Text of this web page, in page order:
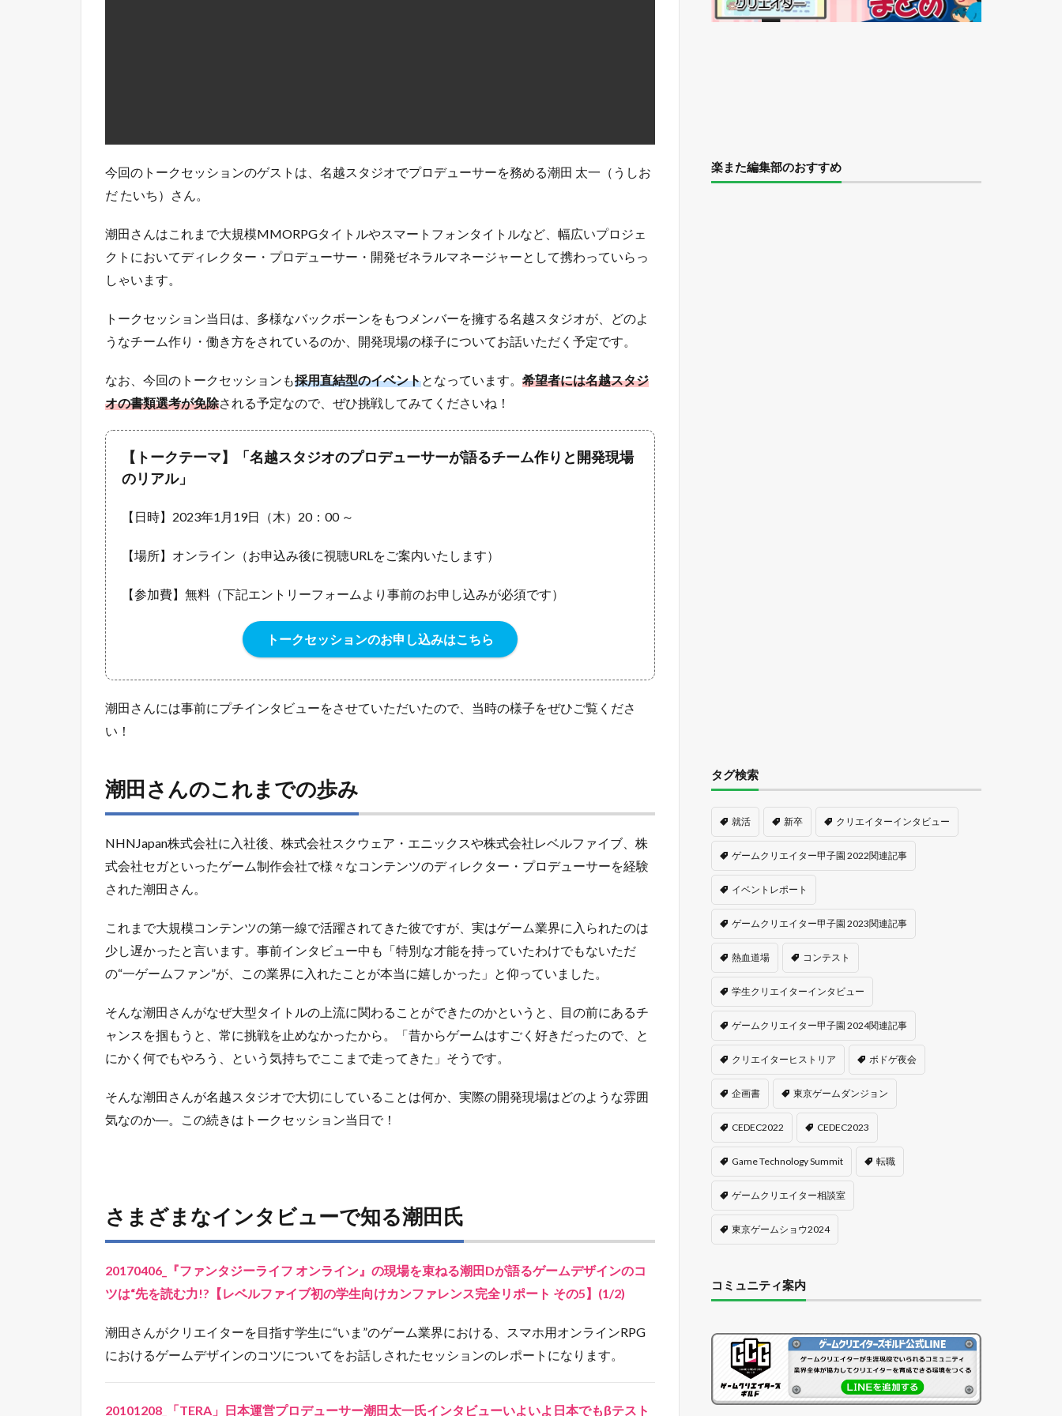
のリアル」
【日時】2023年1月19日（木）20：00 ～
【場所】オンライン（お申込み後に視聴URLをご案内いたします）
【参加費】無料（下記エントリーフォームより事前のお申し込みが必須です）
トークセッションのお申し込みはこちら
潮田さんには事前にプチインタビューをさせていただいたので、当時の様子をぜひご覧くださ
い！
潮田さんのこれまでの歩み
NHNJapan株式会社に入社後、株式会社スクウェア・エニックスや株式会社レベルファイブ、株
式会社セガといったゲーム制作会社で様々なコンテンツのディレクター・プロデューサーを経験
された潮田さん。
少し遅かったと言います。事前インタビュー中も「特別な才能を持っていたわけでもないただ
の“一ゲームファン”が、この業界に入れたことが本当に嬉しかった」と仰っていました。
ャンスを掴もうと、常に挑戦を止めなかったから。「昔からゲームはすごく好きだったので、と
にかく何でもやろう、という気持ちでここまで走ってきた」そうです。
そんな潮田さんが名越スタジオで大切にしていることは何か、実際の開発現場はどのような雰囲
気なのか―。この続きはトークセッション当日で！
さまざまなインタビューで知る潮田氏
20170406_『ファンタジーライフ オンライン』の現場を束ねる潮田Dが語るゲームデザインのコ
ツは“先を読む力!?【レベルファイブ初の学生向けカンファレンス完全リポート その5】(1/2)
潮田さんがクリエイターを目指す学生に“いま”のゲーム業界における、スマホ用オンラインRPG
におけるゲームデザインのコツについてをお話しされたセッションのレポートになります。
プロデューサーとして、本作ならではの見どころについてのお話をされています。
トークセッション概要
【イベント名】「国境を超えて実現したいゲーム開発の未来像 vol.4」
楽また編集部のおすすめ
タグ検索
就活 新卒 クリエイターインタビュー
ゲームクリエイター甲子園 2022関連記事
イベントレポート
ゲームクリエイター甲子園 2023関連記事
熱血道場 コンテスト
学生クリエイターインタビュー
ゲームクリエイター甲子園 2024関連記事
クリエイターヒストリア ボドゲ夜会
企画書 東京ゲームダンジョン
CEDEC2022 CEDEC2023
Game Technology Summit 転職
ゲームクリエイター相談室
東京ゲームショウ2024
コミュニティ案内